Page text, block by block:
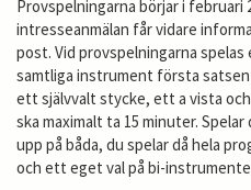
Provspelningarna börjar i februari
intresseanmälan får vidare
post. Vid provspelningarna
samtliga instrument första satsen
ett självvalt stycke, ett a vista
ska maximalt ta 15 minuter.
upp på båda, du spelar då hela
och ett eget val på bi-